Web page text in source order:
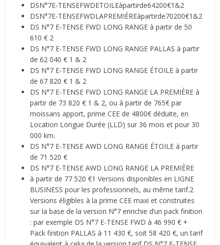
DSN°7E-TENSEFWDETOILEàpartirde64200€1&2
DSN°7E-TENSEFWDLAPREMIÈREàpartirde70200€1&2
DS N°7 E-TENSE FWD LONG RANGE à partir de 50
610 € 2
DS N°7 E-TENSE FWD LONG RANGE PALLAS à partir
de 62 040 € 1 & 2
DS N°7 E-TENSE FWD LONG RANGE ÉTOILE à partir
de 67 820 € 1 & 2
DS N°7 E-TENSE FWD LONG RANGE LA PREMIÈRE à
partir de 73 820 € 1 & 2, ou à partir de 765€ par
moissans apport, prime CEE de 4800€ déduite, en
Location Longue Durée (LLD) sur 36 mois et pour 30
000 km.
DS N°7 E-TENSE AWD LONG RANGE ÉTOILE à partir
de 71 520 €
DS N°7 E-TENSE AWD LONG RANGE LA PREMIÈRE
à partir de 77 520 €1 Versions disponibles en LIGNE
BUSINESS pour les professionnels, au même tarif.2
Versions éligibles à la prime CEE maxi et construites
sur la base de la version N°7 enrichie d’un pack finition
: par exemple DS N°7 E-TENSE FWD à 46 990 € +
Pack finition PALLAS à 11 430 €, soit 58 420 €, un tarif